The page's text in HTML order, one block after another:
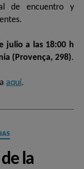
de encuentro y
julio a las 18:00 h
(Provença, 298).
aquí.
la